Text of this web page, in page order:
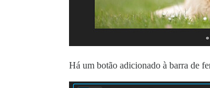
Há um botão adicionado à barra de